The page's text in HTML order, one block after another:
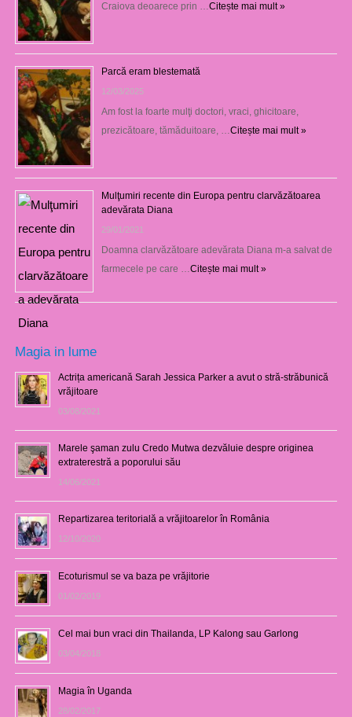
Craiova deoarece prin …Citește mai mult »
Parcă eram blestemată
12/03/2025
Am fost la foarte mulţi doctori, vraci, ghicitoare,
prezicătoare, tămăduitoare, …Citește mai mult »
Mulţumiri recente din Europa pentru clarvăzătoarea
adevărata Diana
29/01/2021
Doamna clarvăzătoare adevărata Diana m-a salvat de
farmecele pe care …Citește mai mult »
Magia in lume
Actrița americană Sarah Jessica Parker a avut o stră-străbunică
vrăjitoare
03/08/2021
Marele şaman zulu Credo Mutwa dezvăluie despre originea
extraterestră a poporului său
14/06/2021
Repartizarea teritorială a vrăjitoarelor în România
12/10/2020
Ecoturismul se va baza pe vrăjitorie
01/02/2019
Cel mai bun vraci din Thailanda, LP Kalong sau Garlong
03/04/2018
Magia în Uganda
28/02/2017